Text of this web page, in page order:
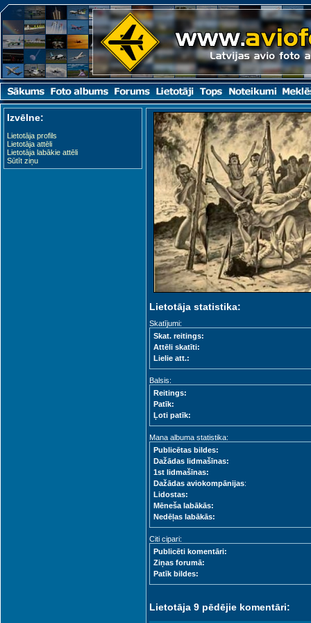
Izvēlne:
Lietotāja profils
Lietotāja attēli
Lietotāja labākie attēli
Sūtīt ziņu
Lietotāja statistika:
Skatījumi:
Skat. reitings:
Attēli skatīti:
Lielie att.:
Balsis:
Reitings:
Patīk:
Ļoti patīk:
Mana albuma statistika:
Publicētas bildes:
Dažādas lidmašīnas:
1st lidmašīnas:
Dažādas aviokompānijas:
Lidostas:
Mēneša labākās:
Nedēļas labākās:
Citi cipari:
Publicēti komentāri:
Ziņas forumā:
Patīk bildes:
Lietotāja 9 pēdējie komentāri: